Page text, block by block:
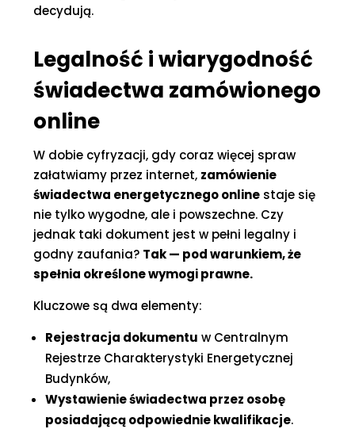
decydują.
Legalność i wiarygodność
świadectwa zamówionego
online
W dobie cyfryzacji, gdy coraz więcej spraw
załatwiamy przez internet, zamówienie
świadectwa energetycznego online staje się
nie tylko wygodne, ale i powszechne. Czy
jednak taki dokument jest w pełni legalny i
godny zaufania? Tak — pod warunkiem, że
spełnia określone wymogi prawne.
Kluczowe są dwa elementy:
Rejestracja dokumentu w Centralnym
Rejestrze Charakterystyki Energetycznej
Budynków,
Wystawienie świadectwa przez osobę
posiadającą odpowiednie kwalifikacje.